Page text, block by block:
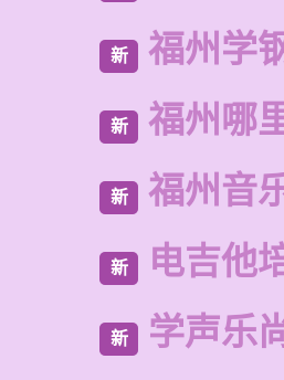
新 福州学
新 福州哪
新 福州音
新 电吉他
新 学声乐